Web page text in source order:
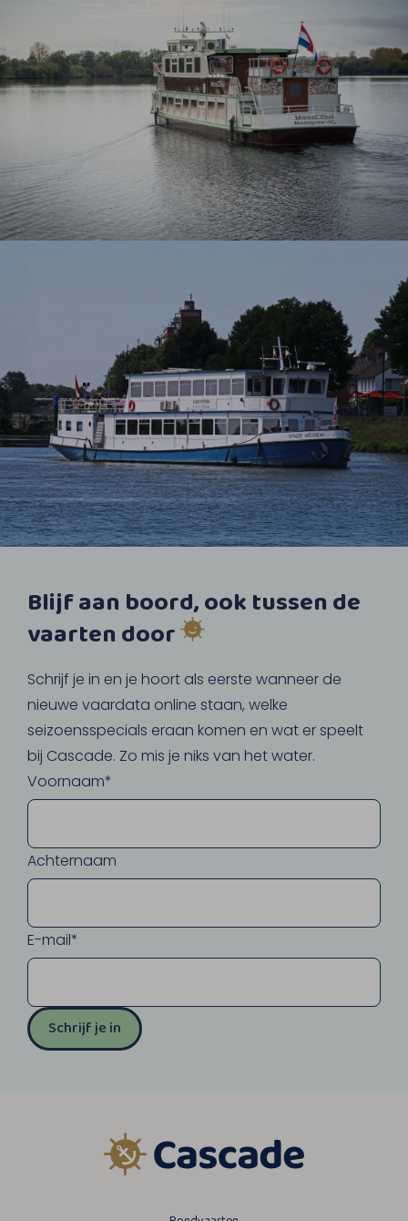
Blijf aan boord, ook tussen de
vaarten door
Schrijf je in en je hoort als eerste wanneer de
nieuwe vaardata online staan, welke
seizoensspecials eraan komen en wat er speelt
bij Cascade. Zo mis je niks van het water.
Voornaam*
Achternaam
E-mail*
Schrijf je in